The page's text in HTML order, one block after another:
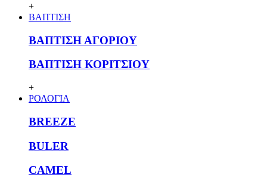
+
ΒΑΠΤΙΣΗ
ΒΑΠΤΙΣΗ ΑΓΟΡΙΟΥ
ΒΑΠΤΙΣΗ ΚΟΡΙΤΣΙΟΥ
+
ΡΟΛΟΓΙΑ
BREEZE
BULER
CAMEL